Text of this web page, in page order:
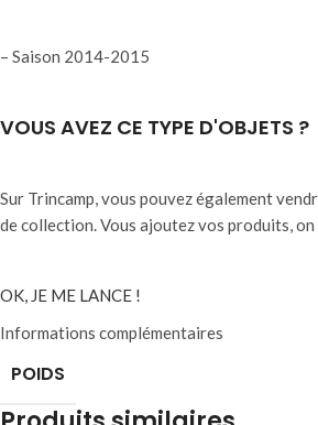
– Saison 2014-2015
VOUS AVEZ CE TYPE D'OBJETS ?
Sur Trincamp, vous pouvez également
de collection. Vous ajoutez vos produits, on
OK, JE ME LANCE !
Informations complémentaires
POIDS